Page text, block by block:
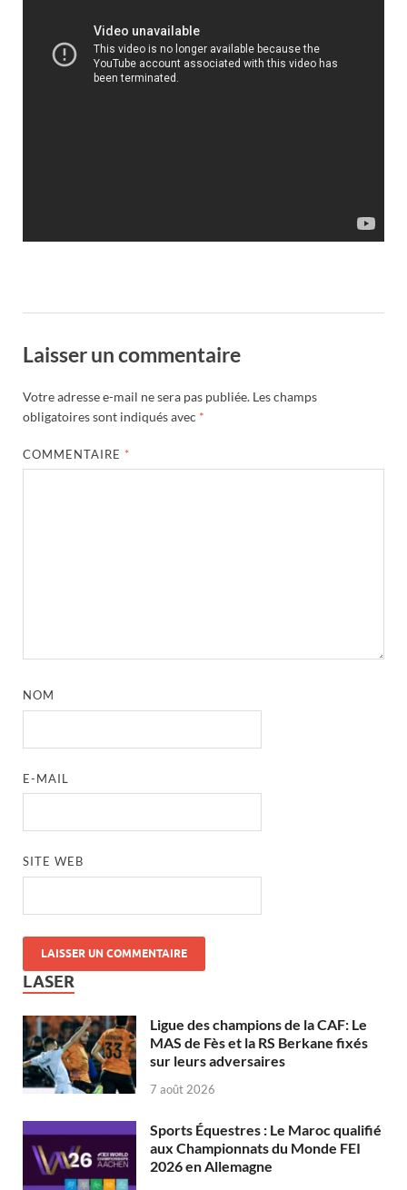
Laisser un commentaire
Votre adresse e-mail ne sera pas publiée. Les champs
obligatoires sont indiqués avec *
COMMENTAIRE *
NOM
E-MAIL
SITE WEB
LASER
Ligue des champions de la CAF: Le
MAS de Fès et la RS Berkane fixés
sur leurs adversaires
7 août 2026
Sports Équestres : Le Maroc qualifié
aux Championnats du Monde FEI
2026 en Allemagne